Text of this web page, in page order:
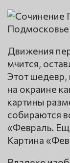
Движения
мчится,
Этот шедевр,
на окраине
картины
собираются
«Февраль.
Картина